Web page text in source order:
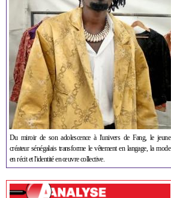
Du miroir de son adolescence à l'univers de Fang, le jeune
créateur sénégalais transforme le vêtement en langage, la mode
en récit et l'identité en œuvre collective.